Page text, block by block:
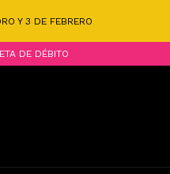
Y 3 DE FEBRERO
DE DÉBITO